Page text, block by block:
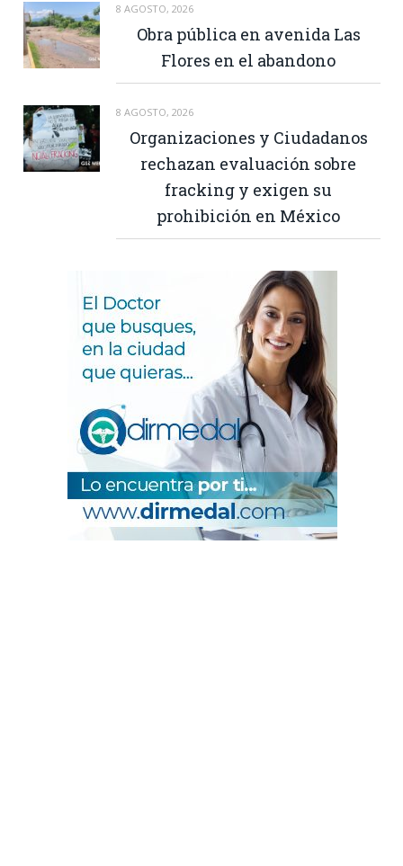
8 AGOSTO, 2026
Obra pública en avenida Las
Flores en el abandono
8 AGOSTO, 2026
Organizaciones y Ciudadanos
rechazan evaluación sobre
fracking y exigen su
prohibición en México